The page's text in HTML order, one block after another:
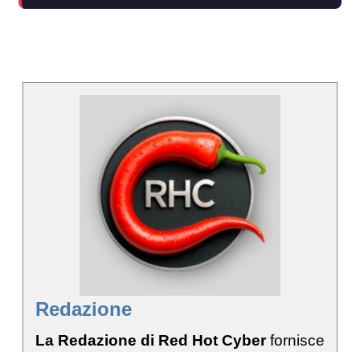
Redazione
La Redazione di Red Hot Cyberfornisce